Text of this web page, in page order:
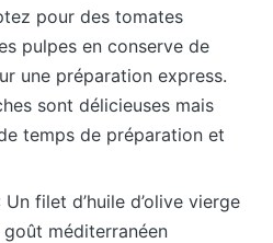
pour des tomates
pulpes en conserve de
une préparation express.
sont délicieuses mais
temps de préparation et
Un filet d’huile d’olive vierge
méditerranéen